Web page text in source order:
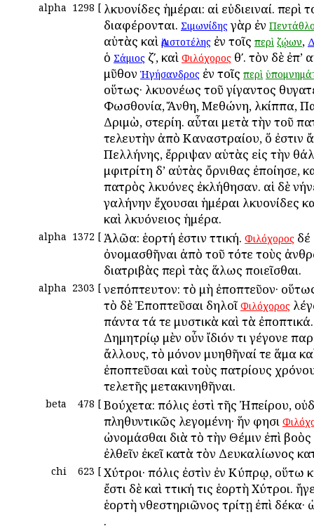
alpha 1298 [ Ἀλκυονίδες ἡμέραι: αἱ εὐδιειναί. περὶ
διαφέρονται. Σιμωνίδηςγὰρ ἐν
αὐτὰς καὶ Ἀριστοτέλης ἐν τοῖς περὶ ζῴων,
ὁ Σάμιος ζʹ, καὶ Φιλόχορος θʹ. τὸν δὲ ἐπ’
μῦθον Ἡγήσανδρος ἐν τοῖς περὶ
οὕτως· Ἀλκυονέως τοῦ γίγαντος
Φωσθονία, Ἄνθη, Μεθώνη, Ἀλκίππα,
Δριμὼ, Ἀστερίη. αὗται μετὰ τὴν τοῦ
τελευτὴν ἀπὸ Καναστραίου, ὅ ἐστιν
Πελλήνης, ἔρριψαν αὑτὰς εἰς τὴν
Ἀμφιτρίτη δ’ αὐτὰς ὄρνιθας ἐποίησε,
πατρὸς Ἀλκυόνες ἐκλήθησαν. αἱ δὲ
γαλήνην ἔχουσαι ἡμέραι Ἀλκυονίδες
καὶ Ἀλκυόνειος ἡμέρα.
alpha 1372 [ Ἁλῶα: ἑορτή ἐστιν Ἀττική. Φιλόχορος δέ
ὀνομασθῆναι ἀπὸ τοῦ τότε τοὺς
διατριβὰς περὶ τὰς ἅλως ποιεῖσθαι.
alpha 2303 [ Ἀνεπόπτευτον: τὸ μὴ ἐποπτεῦον·
τὸ δὲ Ἐποπτεῦσαι δηλοῖ Φιλόχορος
πάντα τά τε μυστικὰ καὶ τὰ ἐποπτικά.
Δημητρίῳ μὲν οὖν ἴδιόν τι γέγονε
ἄλλους, τὸ μόνον μυηθῆναί τε ἅμα
ἐποπτεῦσαι καὶ τοὺς πατρίους
τελετῆς μετακινηθῆναι.
beta 478 [ Βούχετα: πόλις ἐστὶ τῆς Ἠπείρου,
πληθυντικῶς λεγομένη· ἥν φησι
ὠνομάσθαι διὰ τὸ τὴν Θέμιν ἐπὶ
ἐλθεῖν ἐκεῖ κατὰ τὸν Δευκαλίωνος
chi 623 [ Χύτροι· πόλις ἐστὶν ἐν Κύπρῳ, οὕτω
ἔστι δὲ καὶ Ἀττική τις ἑορτὴ Χύτροι.
ἑορτὴ Ἀνθεστηριῶνος τρίτῃ ἐπὶ δέκα·
.